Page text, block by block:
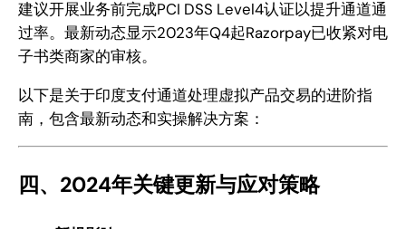
建议开展业务前完成PCI DSS Level4认证以提升通道通
过率。最新动态显示2023年Q4起Razorpay已收紧对电
子书类商家的审核。
以下是关于印度支付通道处理虚拟产品交易的进阶指
南，包含最新动态和实操解决方案：
四、2024年关键更新与应对策略